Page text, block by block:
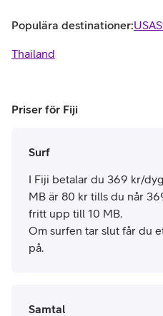
Populära destinationer:USA
Thailand
Priser för Fiji
Surf
I Fiji betalar du 369 kr/
MB är 80 kr tills du når
fritt upp till 10 MB.
Om surfen tar slut får du
på.
Samtal